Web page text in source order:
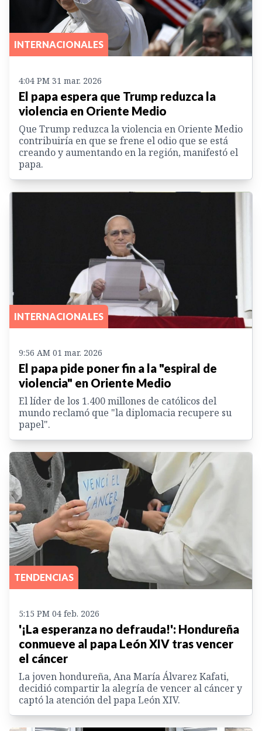
INTERNACIONALES
4:04 PM 31 mar. 2026
El papa espera que Trump reduzca la
violencia en Oriente Medio
Que Trump reduzca la violencia en Oriente Medio
contribuiría en que se frene el odio que se está
creando y aumentando en la región, manifestó el
papa.
INTERNACIONALES
9:56 AM 01 mar. 2026
El papa pide poner fin a la "espiral de
violencia" en Oriente Medio
El líder de los 1.400 millones de católicos del
mundo reclamó que "la diplomacia recupere su
papel".
TENDENCIAS
5:15 PM 04 feb. 2026
'¡La esperanza no defrauda!': Hondureña
conmueve al papa León XIV tras vencer
el cáncer
La joven hondureña, Ana María Álvarez Kafati,
decidió compartir la alegría de vencer al cáncer y
captó la atención del papa León XIV.